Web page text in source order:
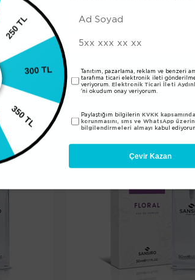
ÜRÜN ÖNERILERI
Benzer Ürünler
250 TL
350 TL
Tanıtım, pazarlama, reklam ve benzeri
tarafıma ticari elektronik ileti
veriyorum. Elektronik Ticari İleti
'ni okudum onay veriyorum.
Paylaştığım bilgilerin KVKK
korunmasını, sms ve WhatsApp
bilgilendirmeleri almayı
kabul
Çevir Kazan